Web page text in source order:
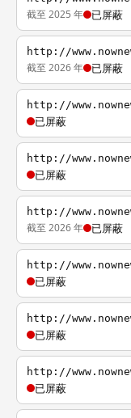
截至 2025 年 已屏蔽
http://
截至 2026 年 已屏蔽
http://
已屏蔽
http://
已屏蔽
http://
截至 2026 年 已屏蔽
http://
已屏蔽
http://
已屏蔽
http://
已屏蔽